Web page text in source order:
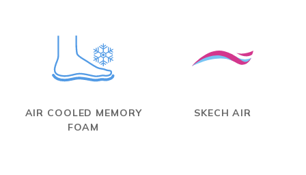
AIR COOLED MEMORY
FOAM
SKECH AIR